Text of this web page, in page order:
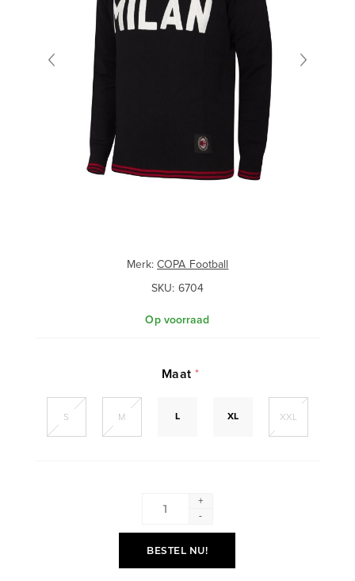
Merk:COPA Football
SKU: 6704
Op voorraad
Maat*
S M L XL XXL
+
-
BESTEL NU!